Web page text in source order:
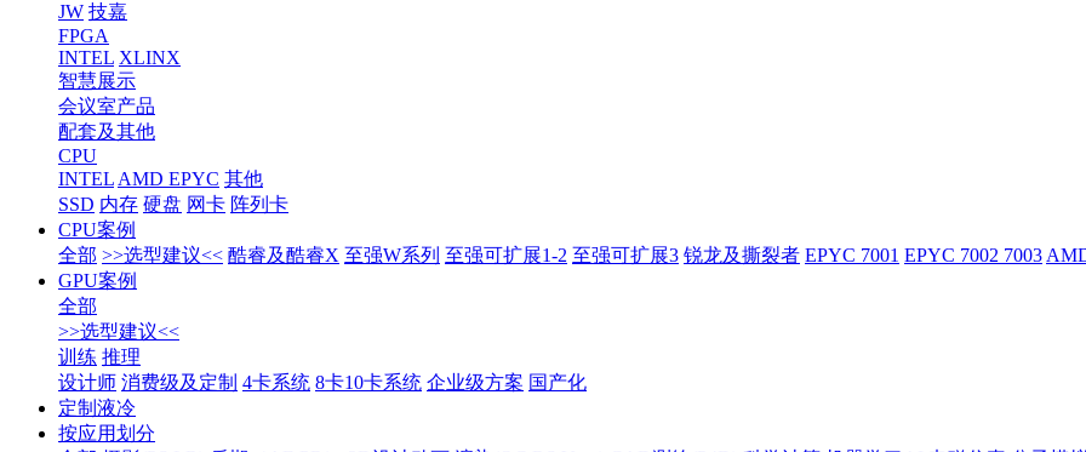
JW 技嘉
FPGA
INTEL XLINX
智慧展示
会议室产品
配套及其他
CPU
INTEL AMD EPYC 其他
SSD 内存 硬盘 网卡 阵列卡
CPU案例
全部 >>选型建议<< 酷睿及酷睿X 至强W系列 至强可扩展1-2 至强可扩展3 锐龙及撕裂者 EPYC 7001 EPYC 7002 7003
GPU案例
全部
>>选型建议<<
训练 推理
设计师 消费级及定制 4卡系统 8卡10卡系统 企业级方案 国产化
定制液冷
按应用划分